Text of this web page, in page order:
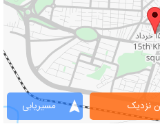
navigation مسیریابی نزدیک